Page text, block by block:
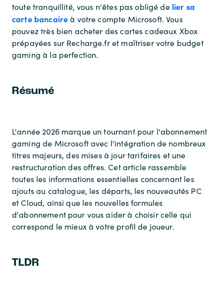
toute tranquillité, vous n'êtes pas obligé de lier sa
carte bancaireà votre compte Microsoft. Vous
pouvez très bien acheter des cartes cadeaux Xbox
prépayées sur Recharge.fr et maîtriser votre budget
gaming à la perfection.
Résumé
L'année 2026 marque un tournant pour l'abonnement
gaming de Microsoft avec l'intégration de nombreux
titres majeurs, des mises à jour tarifaires et une
restructuration des offres. Cet article rassemble
toutes les informations essentielles concernant les
ajouts au catalogue, les départs, les nouveautés PC
et Cloud, ainsi que les nouvelles formules
d'abonnement pour vous aider à choisir celle qui
correspond le mieux à votre profil de joueur.
TLDR